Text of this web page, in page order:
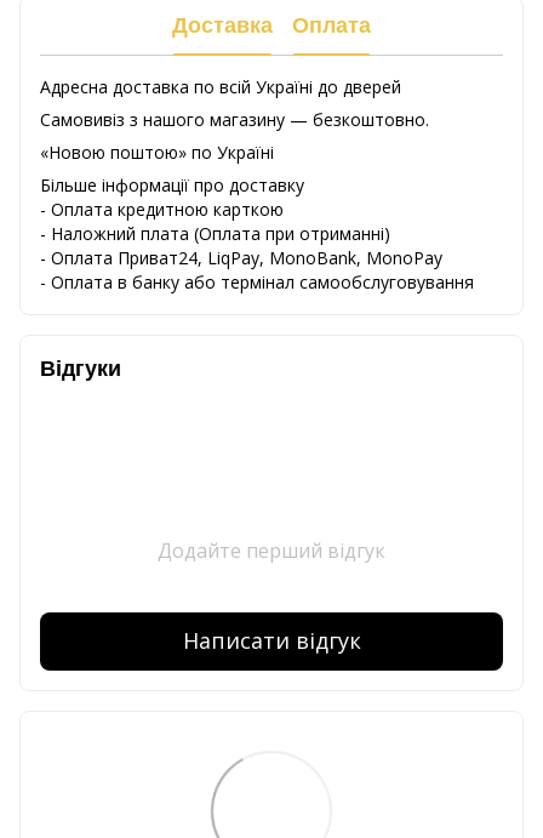
Доставка Оплата
Адресна доставка по всій Україні до дверей
Самовивіз з нашого магазину — безкоштовно.
«Новою поштою» по Україні
Більше інформації про доставку
- Оплата кредитною карткою
- Наложний плата (Оплата при отриманні)
- Оплата Приват24, LiqPay, MonoBank, MonoPay
- Оплата в банку або термінал самообслуговування
Відгуки
Додайте перший відгук
Написати відгук